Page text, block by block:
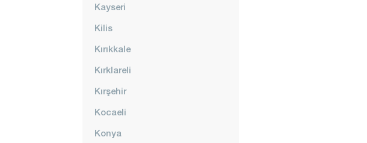
Kayseri
Kilis
Kırıkkale
Kırklareli
Kırşehir
Kocaeli
Konya